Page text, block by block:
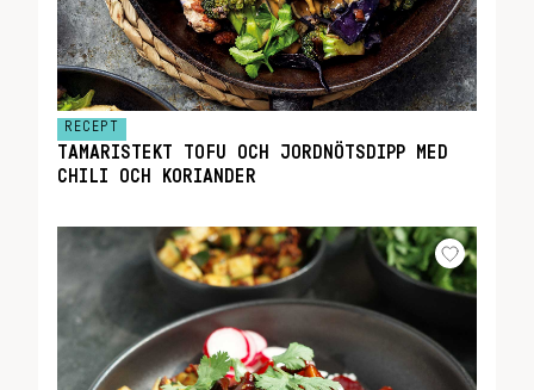
RECEPT
TAMARISTEKT TOFU OCH JORDNÖTSDIPP MED
CHILI OCH KORIANDER